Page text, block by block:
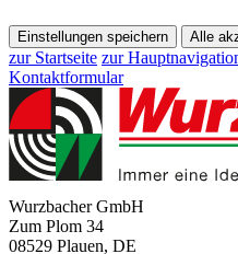
Einstellungen speichern Alle
zur Startseite zur
Kontaktformular
Wurzbacher GmbH
Zum Plom 34
08529 Plauen, DE